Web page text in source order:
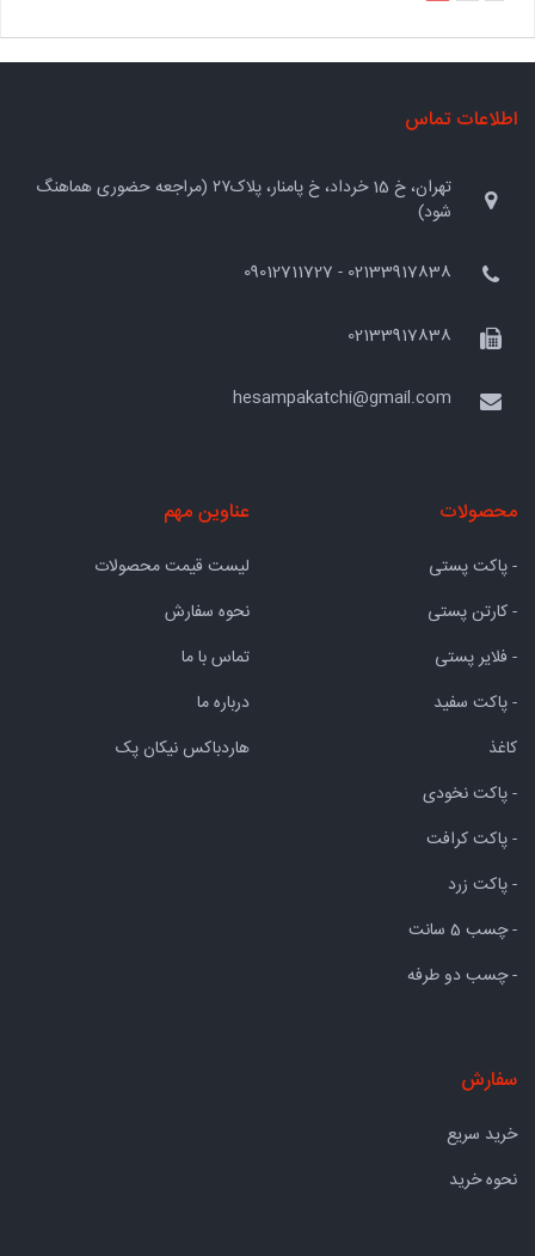
اطلاعات تماس
تهران، خ 15 خرداد، خ پامنار، پلاک۲۷ (مراجعه حضوری هماهنگ
شود)
02133917838 - 09012711727
02133917838
hesampakatchi@gmail.com
محصولات
- پاکت پستی
- کارتن پستی
- فلایر پستی
- پاکت سفید
کاغذ
- پاکت نخودی
- پاکت کرافت
- پاکت زرد
- چسب 5 سانت
- چسب دو طرفه
عناوین مهم
لیست قیمت محصولات
نحوه سفارش
تماس با ما
درباره ما
هاردباکس نیکان پک
سفارش
خرید سریع
نحوه خرید